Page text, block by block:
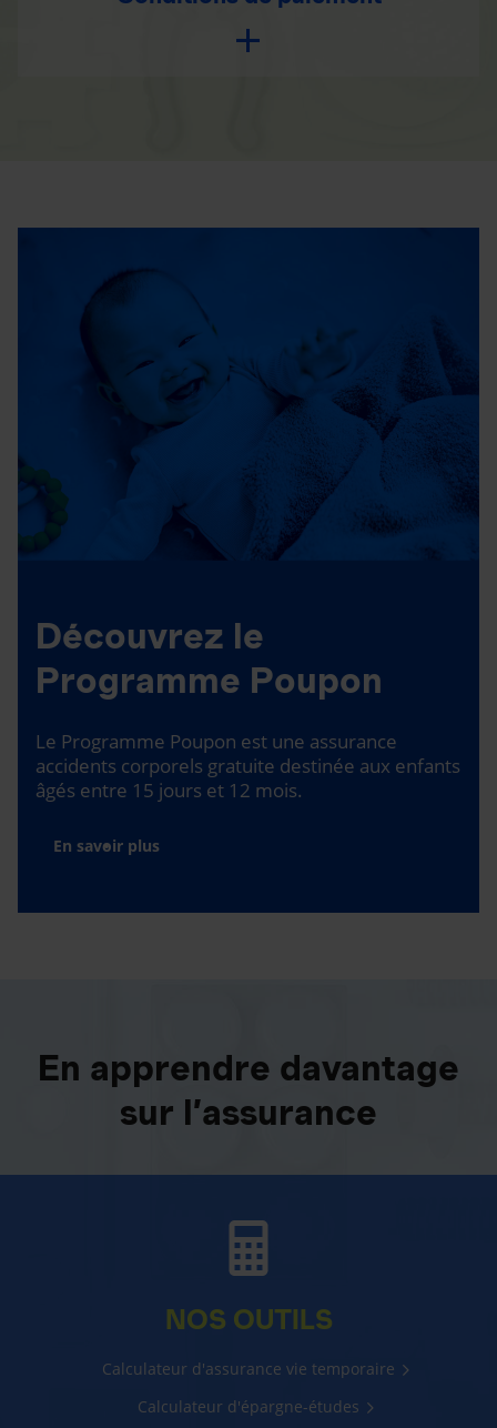
Découvrez le
Programme Poupon
Le Programme Poupon est une assurance
accidents corporels gratuite destinée aux enfants
âgés entre 15 jours et 12 mois.
En savoir plus
En apprendre davantage
sur l’assurance
NOS OUTILS
Calculateur d'assurance vie temporaire
Calculateur d'épargne-études